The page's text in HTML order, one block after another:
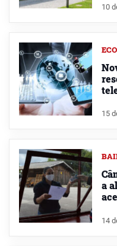
10
15
a
14